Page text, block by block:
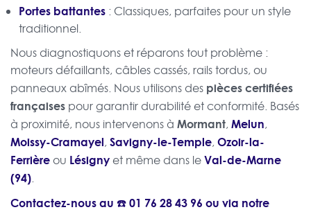
Portes battantes : Classiques, parfaites pour un style
traditionnel.
Nous diagnostiquons et réparons tout problème :
moteurs défaillants, câbles cassés, rails tordus, ou
panneaux abîmés. Nous utilisons des pièces certifiées
françaises pour garantir durabilité et conformité. Basés
à proximité, nous intervenons à Mormant, Melun,
Moissy-Cramayel, Savigny-le-Temple, Ozoir-la-
Ferrièreou Lésigny et même dans leVal-de-Marne
(94).
Contactez-nous au ☎️01 76 28 43 96 ou via notre